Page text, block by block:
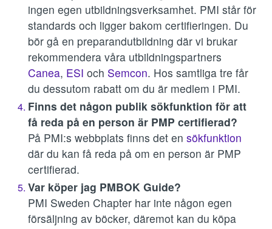
ingen egen utbildningsverksamhet. PMI står för
standards och ligger bakom certifieringen. Du
bör gå en preparandutbildning där vi brukar
rekommendera våra utbildningspartners
Canea, ESI och Semcon. Hos samtliga tre får
du dessutom rabatt om du är medlem i PMI.
Finns det någon publik sökfunktion för att
få reda på en person är PMP certifierad?
På PMI:s webbplats finns det en sökfunktion
där du kan få reda på om en person är PMP
certifierad.
Var köper jag PMBOK Guide?
PMI Sweden Chapter har inte någon egen
försäljning av böcker, däremot kan du köpa